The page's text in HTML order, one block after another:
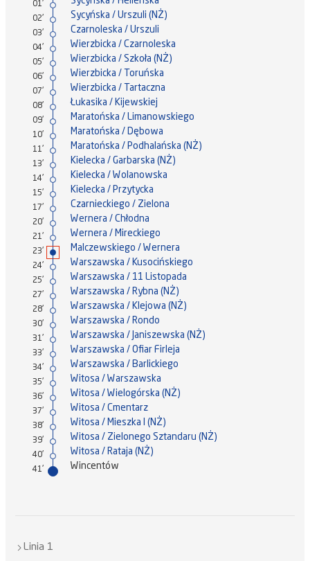
01'
02' Sycyńska / Urszuli (NŻ)
03' Czarnoleska / Urszuli
04' Wierzbicka / Czarnoleska
05' Wierzbicka / Szkoła (NŻ)
06' Wierzbicka / Toruńska
07' Wierzbicka / Tartaczna
08' Łukasika / Kijewskiej
09' Maratońska / Limanowskiego
10' Maratońska / Dębowa
11' Maratońska / Podhalańska (NŻ)
13' Kielecka / Garbarska (NŻ)
14' Kielecka / Wolanowska
15' Kielecka / Przytycka
17' Czarnieckiego / Zielona
20' Wernera / Chłodna
21' Wernera / Mireckiego
23' Malczewskiego / Wernera
24' Warszawska / Kusocińskiego
25' Warszawska / 11 Listopada
27' Warszawska / Rybna (NŻ)
28' Warszawska / Klejowa (NŻ)
30' Warszawska / Rondo
31' Warszawska / Janiszewska (NŻ)
33' Warszawska / Ofiar Firleja
34' Warszawska / Barlickiego
35' Witosa / Warszawska
36' Witosa / Wielogórska (NŻ)
37' Witosa / Cmentarz
38' Witosa / Mieszka I (NŻ)
39' Witosa / Zielonego Sztandaru (NŻ)
40' Witosa / Rataja (NŻ)
41' Wincentów
Linia 1